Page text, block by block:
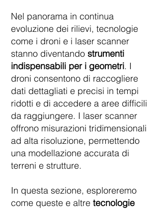
Nel panorama in continua
evoluzione dei rilievi, tecnologie
come i droni e i laser scanner
stanno diventando strumenti
indispensabili per i geometri. I
droni consentono di raccogliere
dati dettagliati e precisi in tempi
ridotti e di accedere a aree difficili
da raggiungere. I laser scanner
offrono misurazioni tridimensionali
ad alta risoluzione, permettendo
una modellazione accurata di
terreni e strutture.
In questa sezione, esploreremo
come queste e altre tecnologie